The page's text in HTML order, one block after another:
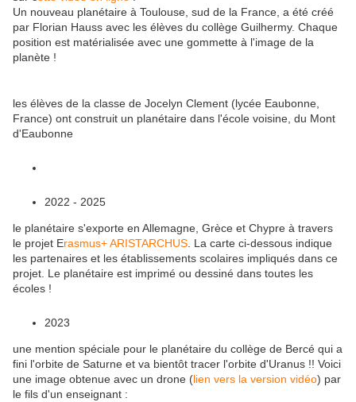
Un nouveau planétaire à Toulouse, sud de la France, a été créé
par Florian Hauss avec les élèves du collège Guilhermy. Chaque
position est matérialisée avec une gommette à l'image de la
planète !
les élèves de la classe de Jocelyn Clement (lycée Eaubonne,
France) ont construit un planétaire dans l'école voisine, du Mont
d'Eaubonne
2022 - 2025
le planétaire s'exporte en Allemagne, Grèce et Chypre à travers
le projet Erasmus+ ARISTARCHUS . La carte ci-dessous indique
les partenaires et les établissements scolaires impliqués dans ce
projet. Le planétaire est imprimé ou dessiné dans toutes les
écoles !
2023
une mention spéciale pour le planétaire du collège de Bercé qui a
fini l'orbite de Saturne et va bientôt tracer l'orbite d'Uranus !! Voici
une image obtenue avec un drone (lien vers la version vidéo) par
le fils d'un enseignant :